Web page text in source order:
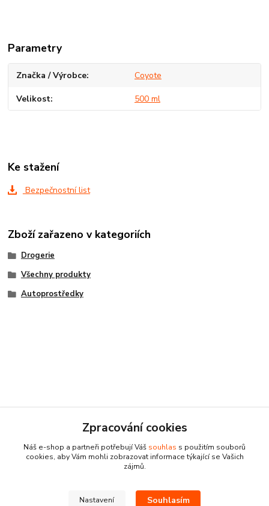
Parametry
Značka / Výrobce Coyote
Velikost 500 ml
Ke stažení
Bezpečnostní list
Zboží zařazeno v kategoriích
Drogerie
Všechny produkty
Autoprostředky
Zpracování cookies
Náš e-shop a partneři potřebují Váš souhlas s použitím souborů
cookies, aby Vám mohli zobrazovat informace týkající se Vašich
zájmů.
Nastavení Souhlasím